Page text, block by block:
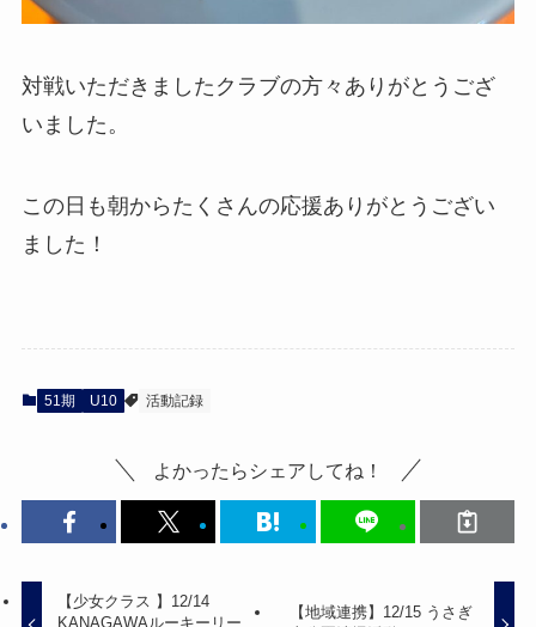
対戦いただきましたクラブの方々ありがとうござ
いました。
この日も朝からたくさんの応援ありがとうござい
ました！
51期 U10 活動記録
よかったらシェアしてね！
【少女クラス 】12/14
KANAGAWAルーキーリー
【地域連携】12/15 うさぎ